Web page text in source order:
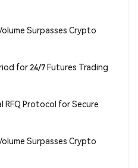
Surpasses Crypto
for 24/7 Futures Trading
RFQ Protocol for Secure
Surpasses Crypto